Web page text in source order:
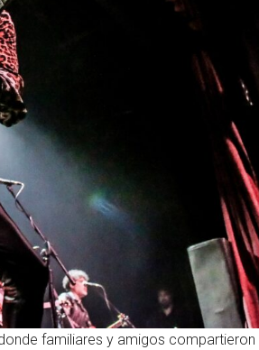
familiares y amigos compartieron